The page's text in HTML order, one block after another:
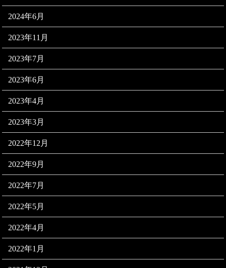
2024年6月
2023年11月
2023年7月
2023年6月
2023年4月
2023年3月
2022年12月
2022年9月
2022年7月
2022年5月
2022年4月
2022年1月